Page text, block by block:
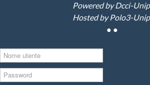
Powered by Dcci-
Hosted by Polo3-
● ●
Nome
utente
Password